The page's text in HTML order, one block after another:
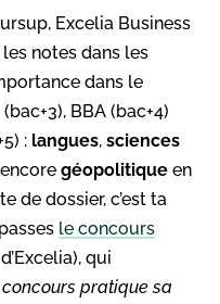
Excelia Business
notes dans les
dans le
BBA (bac+4)
: langues, sciences
géopolitique en
de dossier, c’est ta
le concours
qui
pratique sa